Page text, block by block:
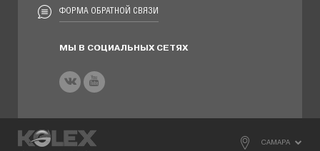
ФОРМА ОБРАТНОЙ СВЯЗИ
МЫ В СОЦИАЛЬНЫХ СЕТЯХ
САМАРА